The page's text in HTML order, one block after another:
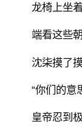
龙椅上坐
端看这些
沈柒摸了
“你们的意
皇帝忍到